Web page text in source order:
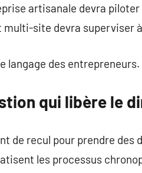
artisanale devra
multi-site devra superviser
langage des entrepreneurs.
qui libère le
de recul pour prendre des
les processus